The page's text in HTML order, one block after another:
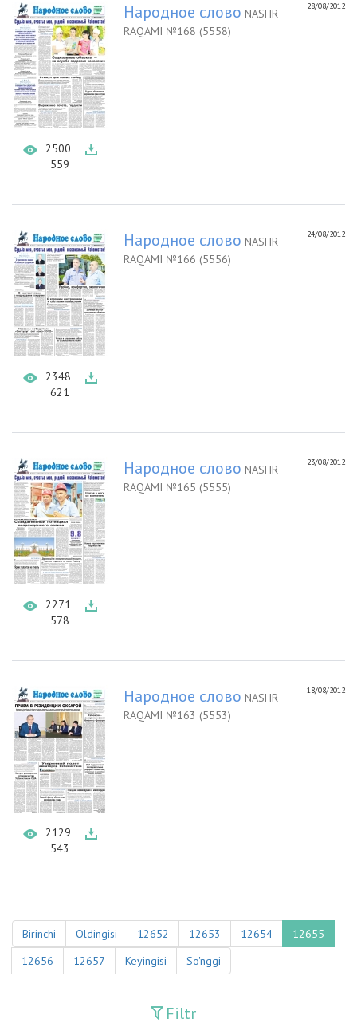
2500
559
28/08/2012
Народное слово NASHR
RAQAMI №168 (5558)
2348
621
24/08/2012
Народное слово NASHR
RAQAMI №166 (5556)
2271
578
23/08/2012
Народное слово NASHR
RAQAMI №165 (5555)
2129
543
18/08/2012
Народное слово NASHR
RAQAMI №163 (5553)
Birinchi Oldingisi 12652 12653 12654
12655
12656
12657 Keyingisi So'nggi
Filtr